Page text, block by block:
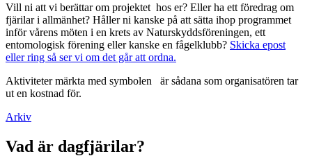
Vill ni att vi berättar om projektet hos er? Eller ha ett föredrag om
fjärilar i allmänhet? Håller ni kanske på att sätta ihop programmet
inför vårens möten i en krets av Naturskyddsföreningen, ett
entomologisk förening eller kanske en fågelklubb? Skicka epost
eller ring så ser vi om det går att ordna.
Aktiviteter märkta med symbolen
är sådana som organisatören tar
ut en kostnad för.
Arkiv
Vad är dagfjärilar?